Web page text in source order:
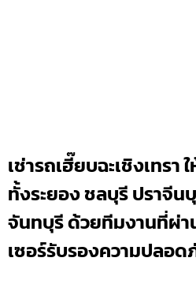
เช่ารถเฮี๊ยบฉะเชิงเทร
ทั้งระยอง ชลบุรี ปราจีน
จันทบุรี ด้วยทีมงานที่ผ่า
เซอร์รับรองความปลอด